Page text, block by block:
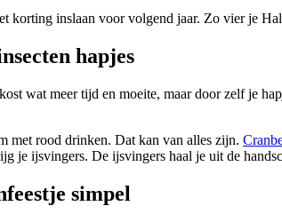
korting inslaan voor volgend jaar. Zo vier je
hapjes
wat meer tijd en moeite, maar door zelf je
met rood drinken. Dat kan van alles zijn.
je ijsvingers. De ijsvingers haal je uit de
simpel